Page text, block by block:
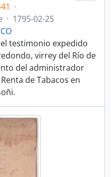
·
· 1795-02-25
testimonio expedido
virrey del Río de
del administrador
de Tabacos en